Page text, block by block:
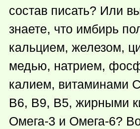
состав писать? Или
знаете, что имбирь
кальцием, железом,
медью, натрием,
калием, витаминами
В6, В9, В5, жирными
Омега-3 и Омега-6?